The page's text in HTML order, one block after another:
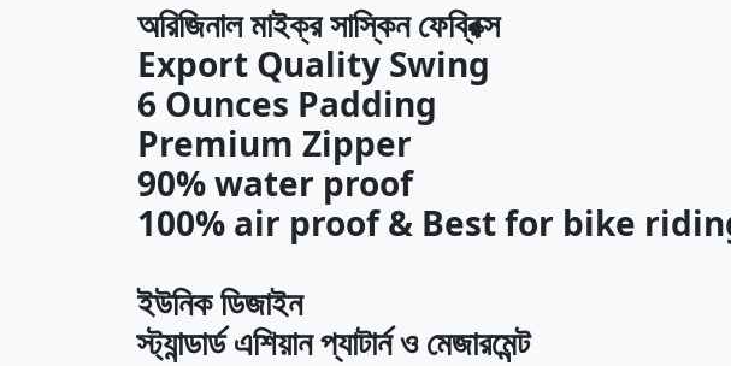
অরিজিনাল মাইক্র সাস্কিন ফেব্রিক্স
Export Quality Swing
6 Ounces Padding
Premium Zipper
90% water proof
100% air proof & Best for bike
ইউনিক ডিজাইন
স্ট্যান্ডার্ড এশিয়ান প্যাটার্ন ও মেজারমেন্ট